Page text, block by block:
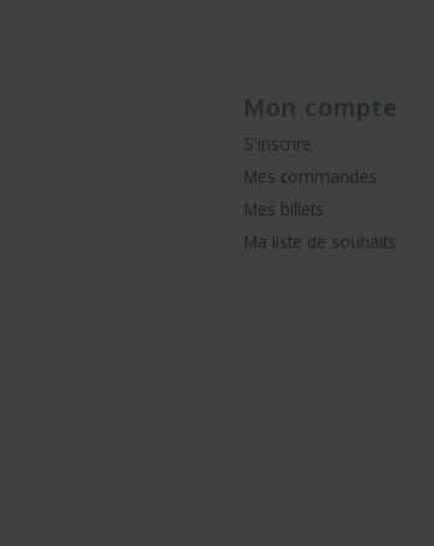
Mon compte
S'inscrire
Mes commandes
Mes billets
Ma liste de souhaits